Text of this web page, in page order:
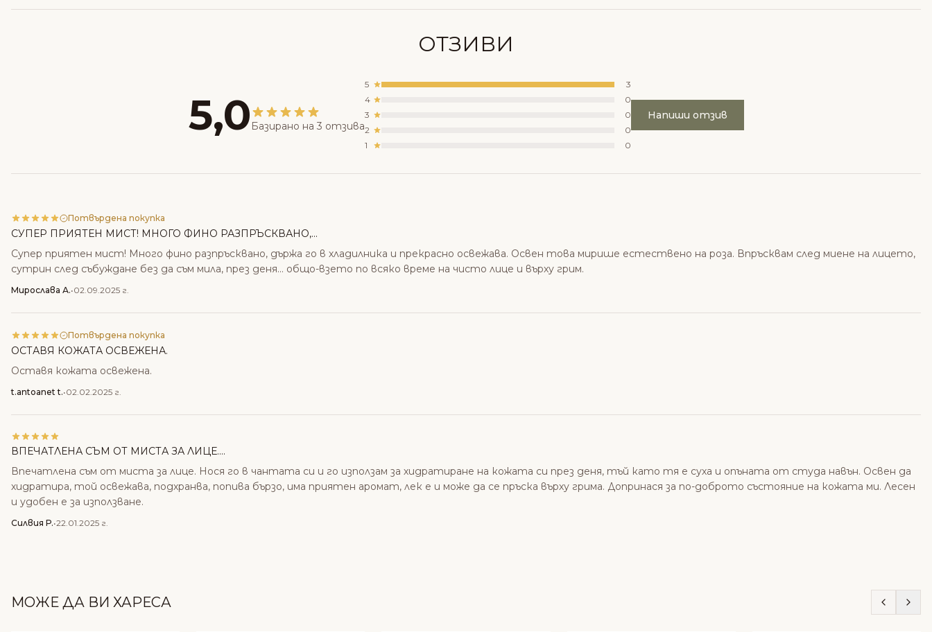
ОТЗИВИ
5,0 Базирано на 3 отзива
5
3
4
0
3
0
2
0
1
0
Напиши отзив
Потвърдена покупка
СУПЕР ПРИЯТЕН МИСТ! МНОГО ФИНО РАЗПРЪСКВАНО,...
Супер приятен мист! Много фино разпръсквано, държа го в хладилника и прекрасно освежава. Освен това мирише естествено на роза. Впръсквам след миене на лицето,
сутрин след събуждане без да съм мила, през деня... общо-взето по всяко време на чисто лице и върху грим.
Мирослава А.•02.09.2025 г.
Потвърдена покупка
ОСТАВЯ КОЖАТА ОСВЕЖЕНА.
Оставя кожата освежена.
t.antoanet t.•02.02.2025 г.
ВПЕЧАТЛЕНА СЪМ ОТ МИСТА ЗА ЛИЦЕ....
Впечатлена съм от миста за лице. Нося го в чантата си и го използам за хидратиране на кожата си през деня, тъй като тя е суха и опъната от студа навън. Освен да
хидратира, той освежава, подхранва, попива бързо, има приятен аромат, лек е и може да се пръска върху грима. Допринася за по-доброто състояние на кожата ми. Лесен
и удобен е за използване.
Силвия Р.•22.01.2025 г.
МОЖЕ ДА ВИ ХАРЕСА